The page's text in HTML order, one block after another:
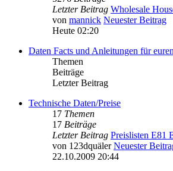
Letzter Beitrag Wholesale
von mannick Neuester Beitrag
Heute 02:20
Daten Facts und Anleitungen für
Themen
Beiträge
Letzter Beitrag
Technische Daten/Preise
17 Themen
17 Beiträge
Letzter Beitrag Preislisten E81
von 123dquäler Neuester
22.10.2009 20:44